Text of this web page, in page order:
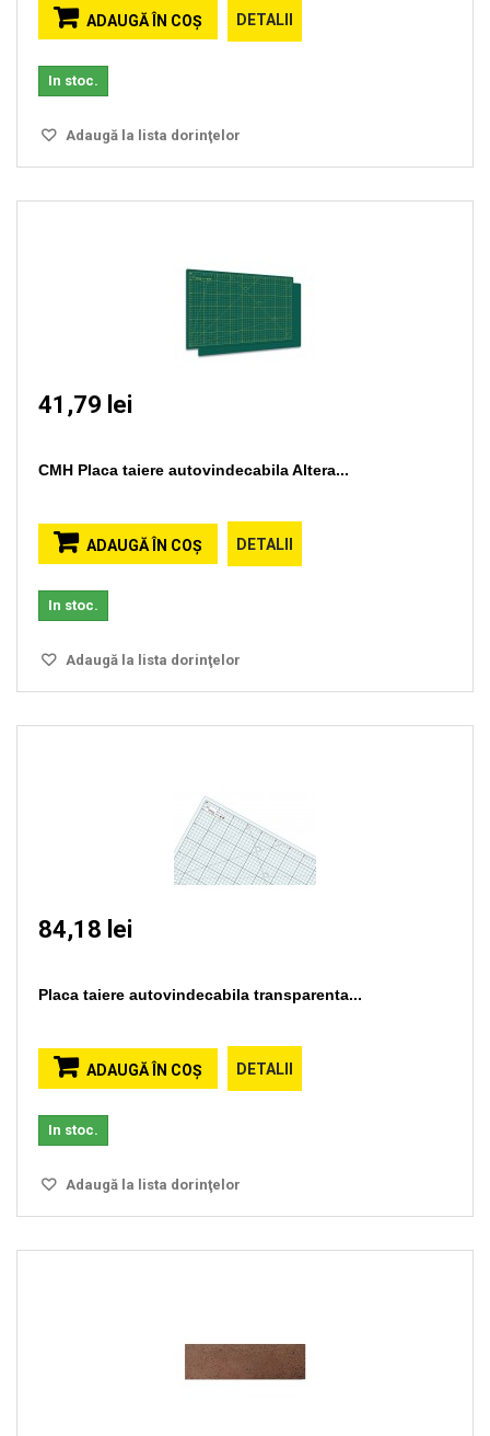
ADAUGĂ ÎN COŞ DETALII
In stoc.
Adaugă la lista dorinţelor
41,79 lei
CMH Placa taiere autovindecabila Altera...
ADAUGĂ ÎN COŞ DETALII
In stoc.
Adaugă la lista dorinţelor
84,18 lei
Placa taiere autovindecabila transparenta...
ADAUGĂ ÎN COŞ DETALII
In stoc.
Adaugă la lista dorinţelor